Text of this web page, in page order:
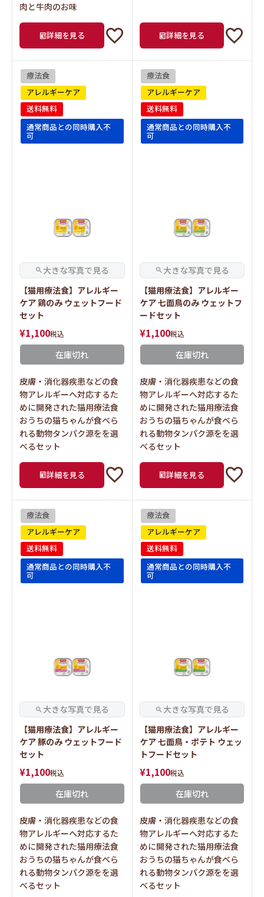
肉と牛肉のお味
詳細を見る 詳細を見る
療法食
アレルギーケア
送料無料
通常商品との同時購入不
可
【猫用療法食】アレルギー
ケア 鶏のみ ウェットフード
セット
¥1,100税込
在庫切れ
皮膚・消化器疾患などの食
物アレルギーへ対応するた
めに開発された猫用療法食
おうちの猫ちゃんが食べら
れる動物タンパク源をを選
べるセット
詳細を見る
療法食
アレルギーケア
送料無料
通常商品との同時購入不
可
【猫用療法食】アレルギー
ケア 七面鳥のみ ウェットフ
ードセット
¥1,100税込
在庫切れ
皮膚・消化器疾患などの食
物アレルギーへ対応するた
めに開発された猫用療法食
おうちの猫ちゃんが食べら
れる動物タンパク源をを選
べるセット
詳細を見る
療法食
アレルギーケア
送料無料
通常商品との同時購入不
可
【猫用療法食】アレルギー
ケア 豚のみ ウェットフード
セット
¥1,100税込
在庫切れ
皮膚・消化器疾患などの食
物アレルギーへ対応するた
めに開発された猫用療法食
おうちの猫ちゃんが食べら
れる動物タンパク源をを選
べるセット
療法食
アレルギーケア
送料無料
通常商品との同時購入不
可
【猫用療法食】アレルギー
ケア 七面鳥・ポテト ウェッ
トフードセット
¥1,100税込
在庫切れ
皮膚・消化器疾患などの食
物アレルギーへ対応するた
めに開発された猫用療法食
おうちの猫ちゃんが食べら
れる動物タンパク源をを選
べるセット